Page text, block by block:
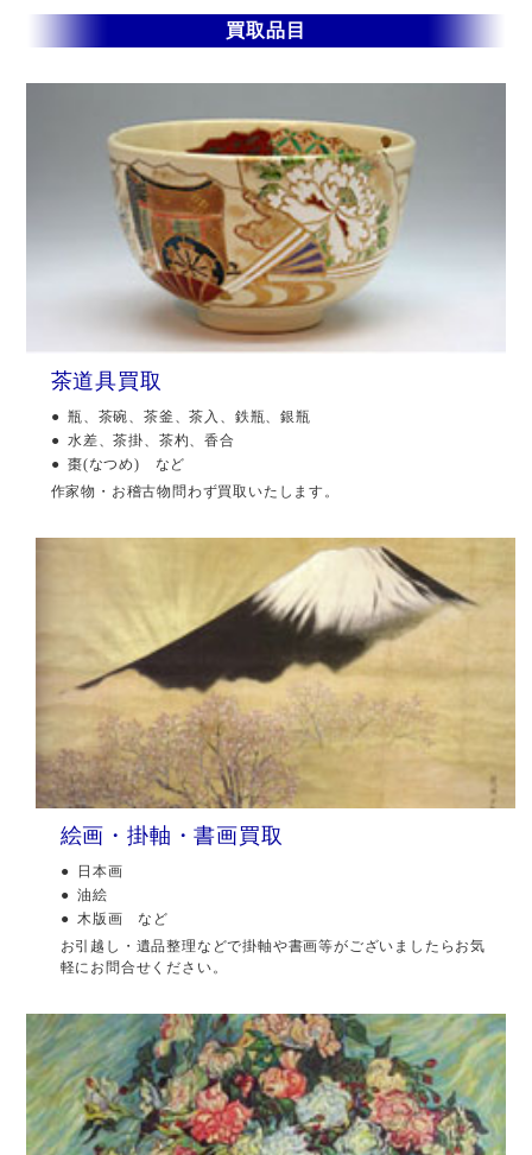
買取品目
茶道具買取
瓶、茶碗、茶釜、茶入、鉄瓶、銀瓶
水差、茶掛、茶杓、香合
棗(なつめ) など
作家物・お稽古物問わず買取いたします。
絵画・掛軸・書画買取
日本画
油絵
木版画 など
お引越し・遺品整理などで掛軸や書画等がございましたらお気
軽にお問合せください。